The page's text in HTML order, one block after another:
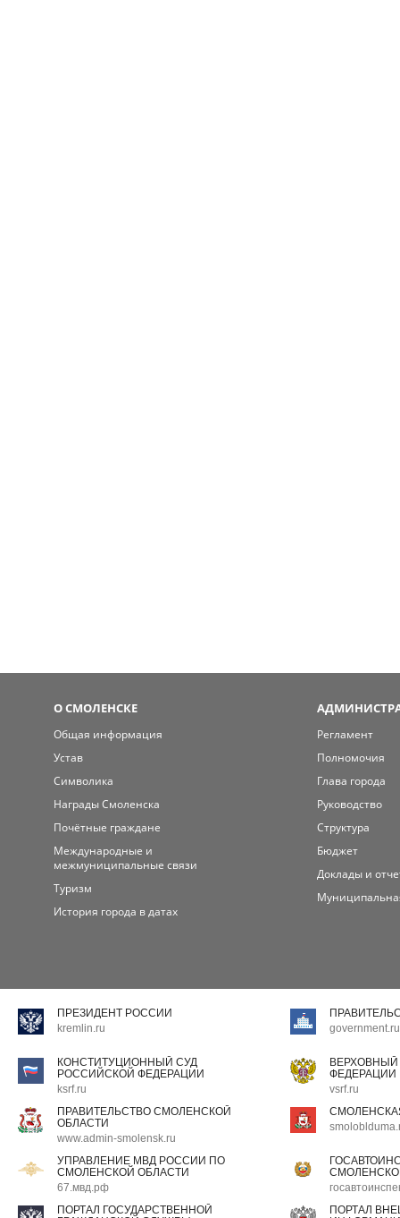
О СМОЛЕНСКЕ
Общая информация
Устав
Символика
Награды Смоленска
Почётные граждане
Международные и
межмуниципальные связи
Туризм
История города в датах
Регламент
Полномочия
Глава города
Руководство
Структура
Бюджет
Доклады и
ПРЕЗИДЕНТ РОССИИ
kremlin.ru
government.ru
КОНСТИТУЦИОННЫЙ СУД
РОССИЙСКОЙ ФЕДЕРАЦИИ
ksrf.ru
ФЕДЕРАЦИИ
vsrf.ru
ПРАВИТЕЛЬСТВО СМОЛЕНСКОЙ
ОБЛАСТИ
www.admin-smolensk.ru
УПРАВЛЕНИЕ МВД РОССИИ ПО
СМОЛЕНСКОЙ ОБЛАСТИ
67.мвд.рф
ПОРТАЛ ГОСУДАРСТВЕННОЙ
ПОРТАЛ